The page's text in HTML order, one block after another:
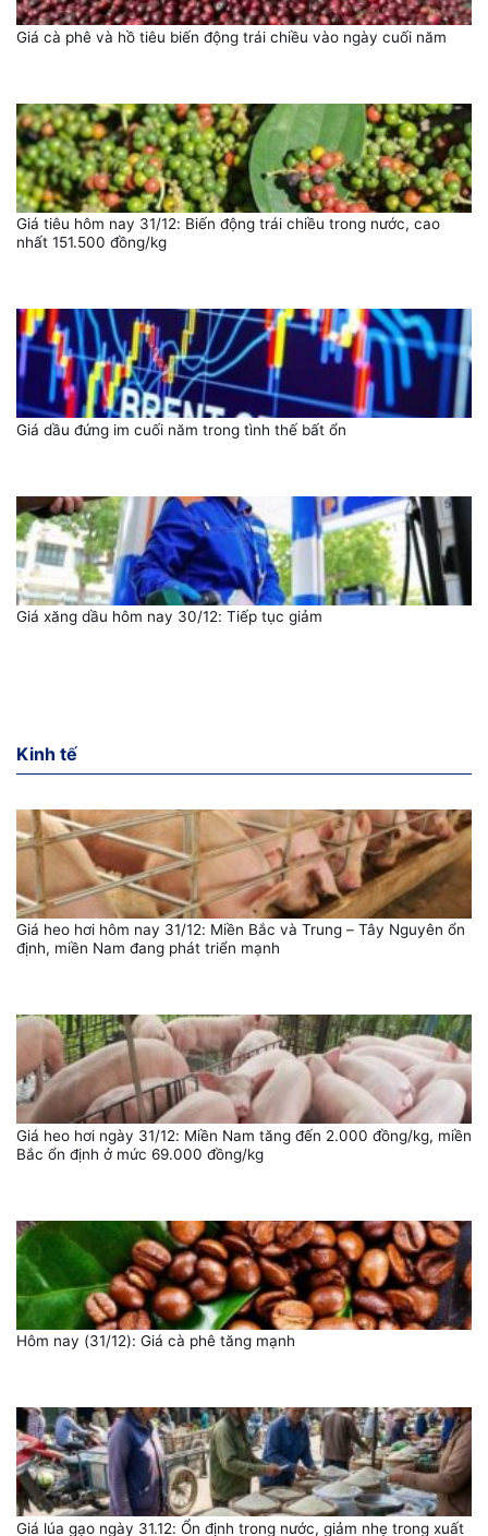
Giá cà phê và hồ tiêu biến động trái chiều vào ngày cuối năm
Giá tiêu hôm nay 31/12: Biến động trái chiều trong nước, cao
nhất 151.500 đồng/kg
Giá dầu đứng im cuối năm trong tình thế bất ổn
Giá xăng dầu hôm nay 30/12: Tiếp tục giảm
Kinh tế
Giá heo hơi hôm nay 31/12: Miền Bắc và Trung – Tây Nguyên ổn
định, miền Nam đang phát triển mạnh
Giá heo hơi ngày 31/12: Miền Nam tăng đến 2.000 đồng/kg, miền
Bắc ổn định ở mức 69.000 đồng/kg
Hôm nay (31/12): Giá cà phê tăng mạnh
Giá lúa gạo ngày 31.12: Ổn định trong nước, giảm nhẹ trong xuất